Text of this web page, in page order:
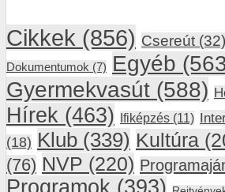
Cikkek (856) Csereút (32)
Dokumentumok (7) Egyéb
Gyermekvasút (588)
Hírek (463) Ifiképzés (11)
(18) Klub (339) Kultúra
(76) NVP (220)
Programok (393)